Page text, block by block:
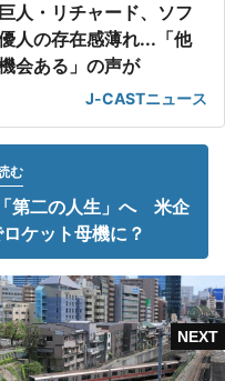
人・リチャード、ソフ
人の存在感薄れ...「他
会ある」の声が
J-CASTニュース
む
第二の人生」へ 米企
ケット母機に？